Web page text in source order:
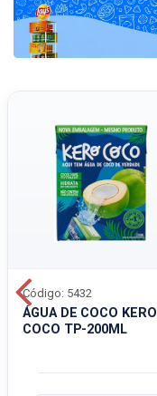
ÁGUA DE COCO KERO
COCO TP-200ML
Código: 5432